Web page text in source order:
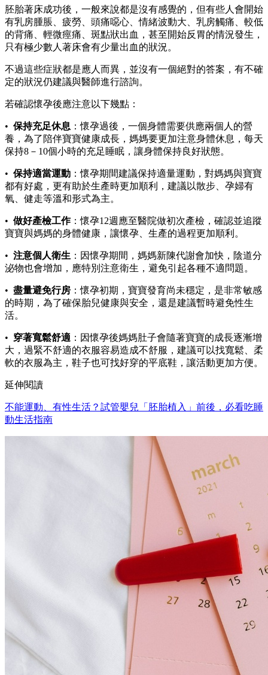
胚胎著床成功後，一般來說都是沒有感覺的，但有些人會開始
有乳房腫脹、疲勞、頭痛噁心、情緒波動大、乳房觸痛、較低
的背痛、輕微痙痛、斑點狀出血，甚至開始反胃的情況發生，
只有極少數人著床會有少量出血的狀況。
不過這些症狀都是應人而異，並沒有一個絕對的答案，有不確
定的狀況仍建議與醫師進行諮詢。
若確認懷孕後應注意以下幾點：
• 保持充足休息 ：懷孕過後，一個身體需要供應兩個人的營
養，為了陪伴寶寶健康成長，媽媽要更加注意身體休息，每天
保持8－10個小時的充足睡眠，讓身體保持良好狀態。
• 保持適當運動 ：懷孕期間建議保持適量運動，對媽媽與寶寶
都有好處，更有助於生產時更加順利，建議以散步、孕婦有
氧、健走等溫和形式為主。
• 做好產檢工作：懷孕12週應至醫院做初次產檢，確認並追蹤
寶寶與媽媽的身體健康，讓懷孕、生產的過程更加順利。
• 注意個人衛生 ：因懷孕期間，媽媽新陳代謝會加快，陰道分
泌物也會增加，應特別注意衛生，避免引起各種不適問題。
• 盡量避免行房 ：懷孕初期，寶寶發育尚未穩定，是非常敏感
的時期，為了確保胎兒健康與安全，還是建議暫時避免性生
活。
• 穿著寬鬆舒適 ：因懷孕後媽媽肚子會隨著寶寶的成長逐漸增
大，過緊不舒適的衣服容易造成不舒服，建議可以找寬鬆、柔
軟的衣服為主，鞋子也可找好穿的平底鞋，讓活動更加方便。
延伸閱讀
不能運動、有性生活？試管嬰兒「胚胎植入」前後，必看吃睡
動生活指南